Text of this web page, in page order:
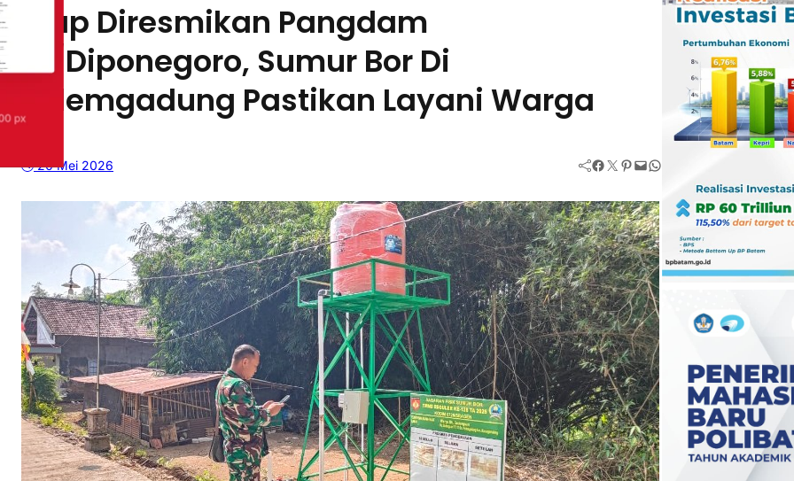
Siap Diresmikan Pangdam
IV/Diponegoro, Sumur Bor Di
Pelemgadung Pastikan Layani Warga
20 Mei 2026 Facebook Twitter Pinterest Mail WhatsApp